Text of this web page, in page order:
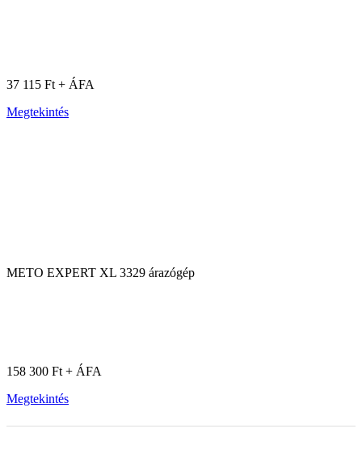
37 115 Ft + ÁFA
Megtekintés
METO EXPERT XL 3329 árazógép
158 300 Ft + ÁFA
Megtekintés